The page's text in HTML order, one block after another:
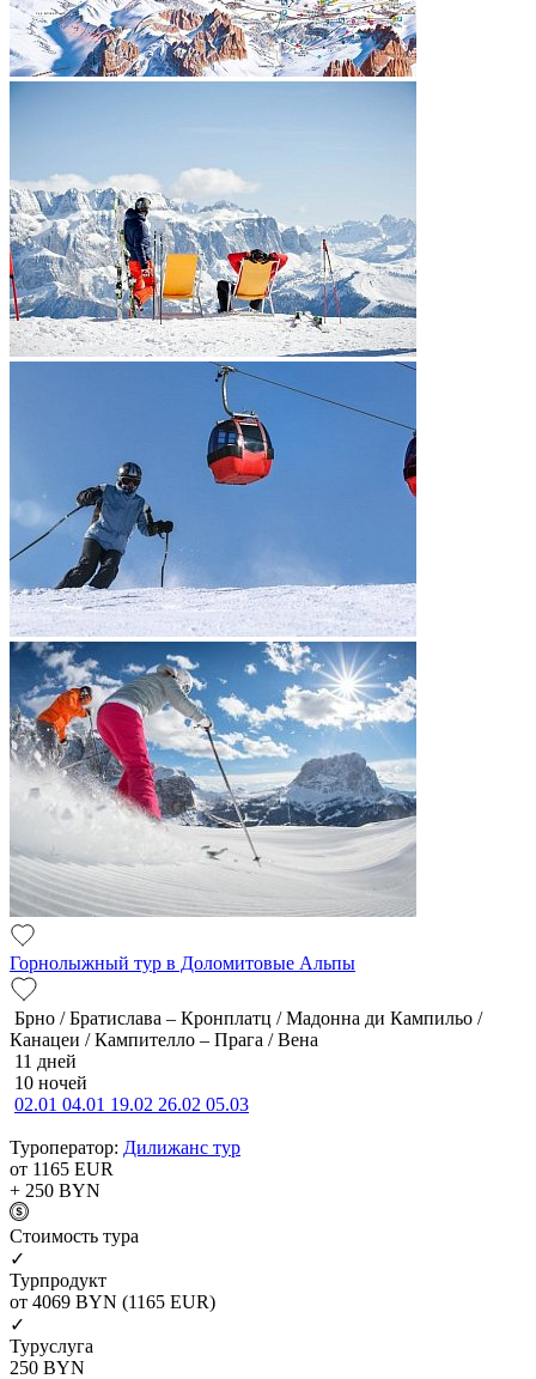
Горнолыжный тур в Доломитовые Альпы
Брно / Братислава – Кронплатц / Мадонна ди Кампильо /
Канацеи / Кампителло – Прага / Вена
11 дней
10 ночей
02.01 04.01 19.02 26.02 05.03
Туроператор: Дилижанс тур
от 1165 EUR
+ 250 BYN
Cтоимость тура
✓
Турпродукт
от 4069 BYN (1165 EUR)
✓
Туруслуга
250 BYN